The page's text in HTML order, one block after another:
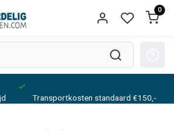
0
Transportkosten standaard €150,-